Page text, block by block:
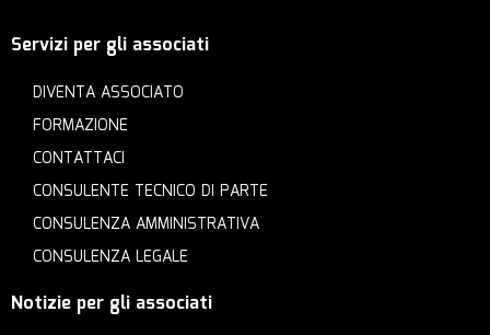
Servizi per gli associati
DIVENTA ASSOCIATO
FORMAZIONE
CONTATTACI
CONSULENTE TECNICO DI PARTE
CONSULENZA AMMINISTRATIVA
CONSULENZA LEGALE
Notizie per gli associati